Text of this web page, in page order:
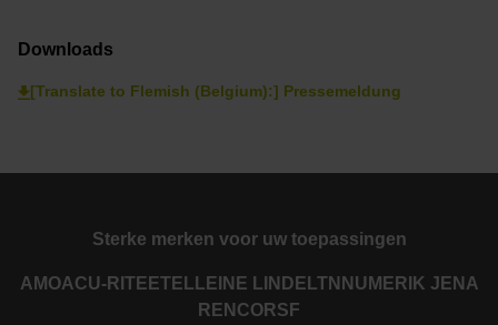
Downloads
[Translate to Flemish (Belgium):] Pressemeldung
Sterke merken voor uw toepassingen
AMOACU-RITE ETEL LEINE LINDE LTN NUMERIK JENA
RENCORSF